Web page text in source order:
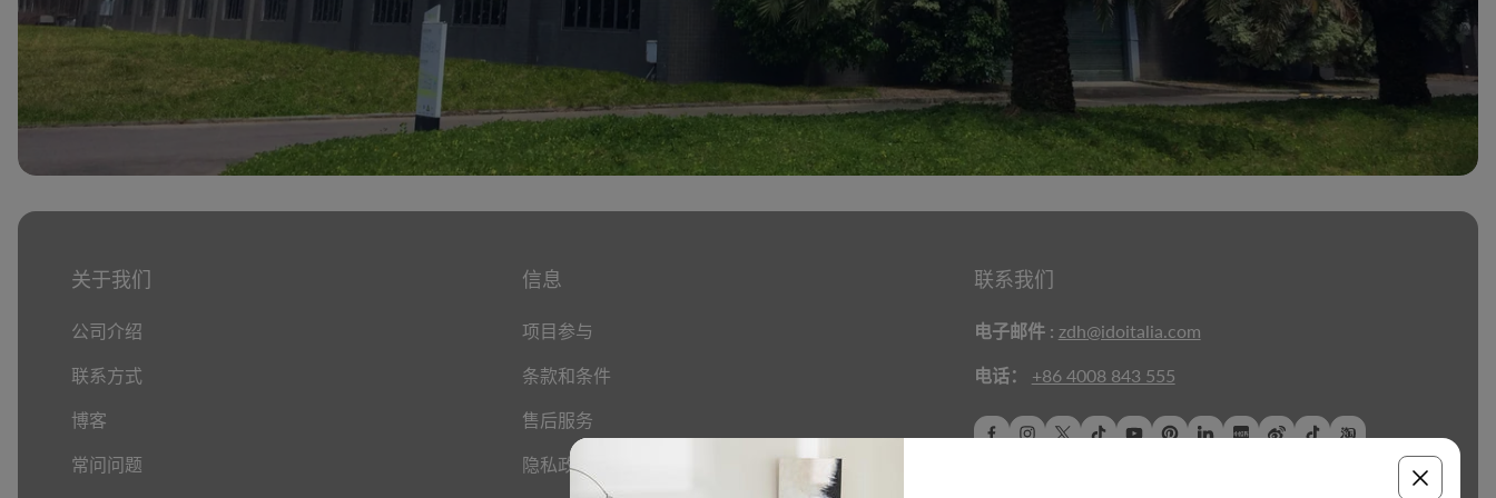
关于我们
公司介绍
联系方式
博客
常问问题
信息
项目参与
条款和条件
售后服务
隐私政策
联系我们
电子邮件 : zdh@idoitalia.com
电话： +86 4008 843 555